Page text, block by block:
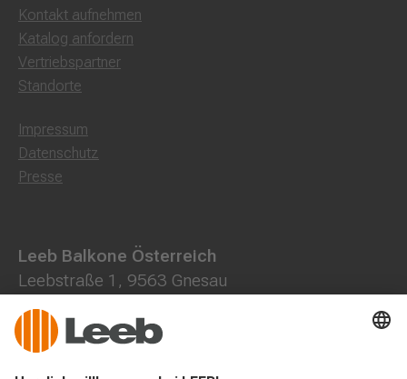
Kontakt aufnehmen
Katalog anfordern
Vertriebspartner
Standorte
Impressum
Datenschutz
Presse
Leeb Balkone Österreich
Leebstraße 1, 9563 Gnesau
0800 202013
+43 4278 7000